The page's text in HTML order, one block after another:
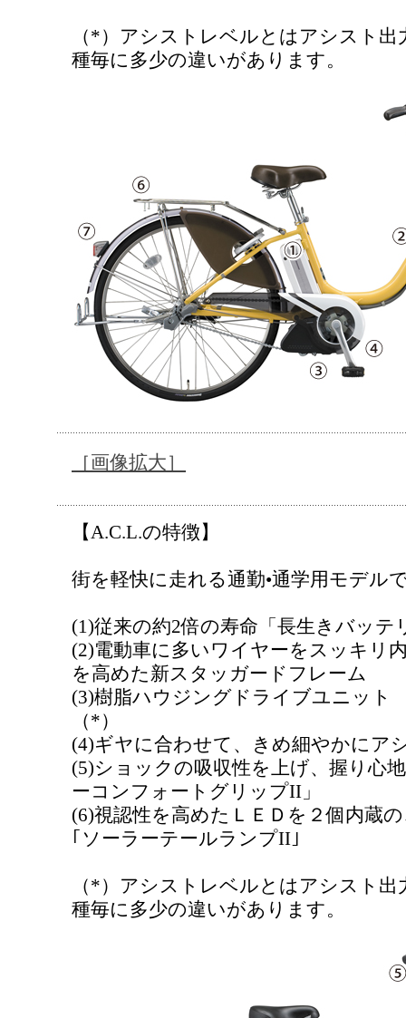
（*）アシストレベルとはアシスト
種毎に多少の違いがあります。
［画像拡大］
【A.C.L.の特徴】
街を軽快に走れる通勤•通学用モデル
(1)従来の約2倍の寿命「長生きバッテ
(2)電動車に多いワイヤーをスッキリ
を高めた新スタッガードフレーム
(3)樹脂ハウジングドライブユニッ
（*）
(4)ギヤに合わせて、きめ細やかにア
(5)ショックの吸収性を上げ、握り心
ーコンフォートグリップII」
(6)視認性を高めたＬＥＤを２個内蔵
｢ソーラーテールランプII｣
（*）アシストレベルとはアシスト
種毎に多少の違いがあります。